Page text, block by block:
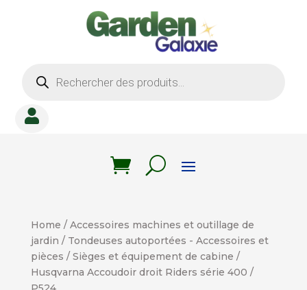
produits

Home / Accessoires machines et outillage de
jardin / Tondeuses autoportées - Accessoires et
pièces / Sièges et équipement de cabine /
Husqvarna Accoudoir droit Riders série 400 /